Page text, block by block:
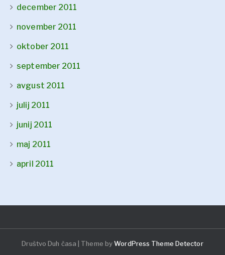
december 2011
november 2011
oktober 2011
september 2011
avgust 2011
julij 2011
junij 2011
maj 2011
april 2011
Društvo Duh časa | Theme byWordPress Theme Detector